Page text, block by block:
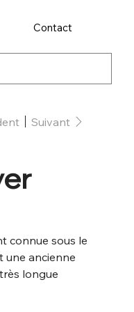
Contact
Suivant
connue sous le
une ancienne
longue